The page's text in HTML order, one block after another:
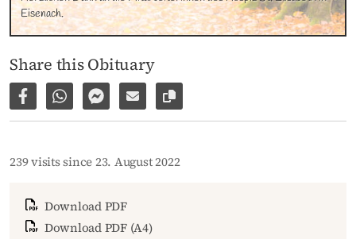
Eisenach.
Share this Obituary
Share on Facebook
Share via WhatsApp
Share via Facebook Messenger
Share via E-Mail
Copy link to page
239 visits since 23. August 2022
Download PDF
Download PDF (A4)